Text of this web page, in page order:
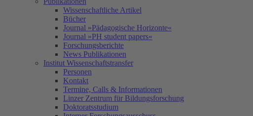
Wissenschaftliche Artikel
Bücher
Journal »Pädagogische Horizonte«
Journal »PH student papers«
Forschungsberichte
News Publikationen
Institut Wissenschaftstransfer
Personen
Kontakt
Termine, Calls & Informationen
Linzer Zentrum für Bildungsforschung
Doktoratsstudium